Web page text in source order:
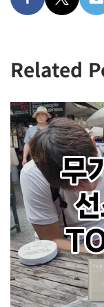
Related